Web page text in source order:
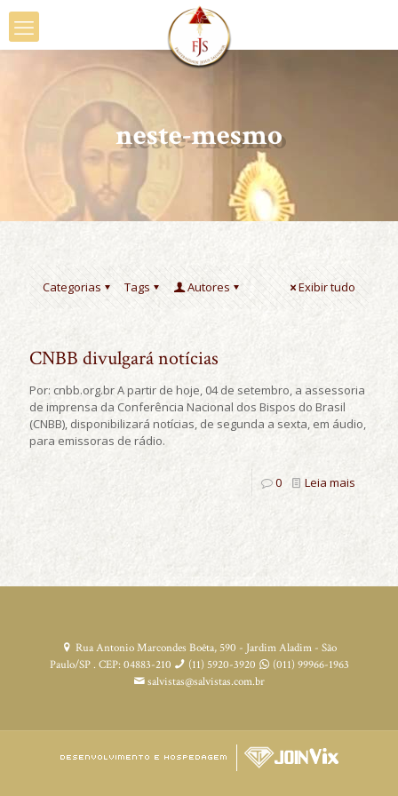
neste-mesmo
Categorias Tags Autores Exibir tudo
CNBB divulgará notícias
Por: cnbb.org.br A partir de hoje, 04 de setembro, a assessoria
de imprensa da Conferência Nacional dos Bispos do Brasil
(CNBB), disponibilizará notícias, de segunda a sexta, em áudio,
para emissoras de rádio.
0 Leia mais
Rua Antonio Marcondes Boêta, 590 - Jardim Aladim - São
Paulo/SP . CEP: 04883-210
(11) 5920-3920
(011) 99966-1963
salvistas@salvistas.com.br